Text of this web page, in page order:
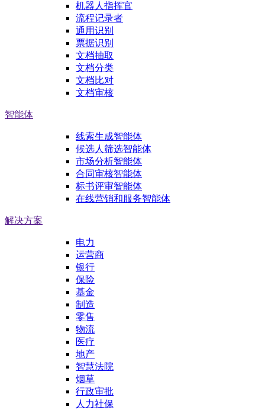
机器人指挥官
流程记录者
通用识别
票据识别
文档抽取
文档分类
文档比对
文档审核
智能体
线索生成智能体
候选人筛选智能体
市场分析智能体
合同审核智能体
标书评审智能体
在线营销和服务智能体
解决方案
电力
运营商
银行
保险
基金
制造
零售
物流
医疗
地产
智慧法院
烟草
行政审批
人力社保